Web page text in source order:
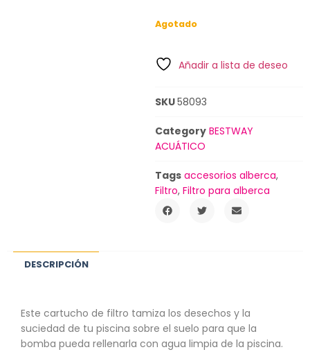
Agotado
Añadir a lista de deseo
SKU58093
Category BESTWAY
ACUÁTICO
Tags accesorios alberca,
Filtro, Filtro para alberca
DESCRIPCIÓN
Este cartucho de filtro tamiza los desechos y la
suciedad de tu piscina sobre el suelo para que la
bomba pueda rellenarla con agua limpia de la piscina.